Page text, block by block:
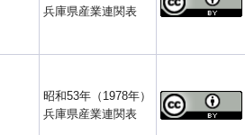
兵庫県産業連関表
昭和53年（1978年）
兵庫県産業連関表